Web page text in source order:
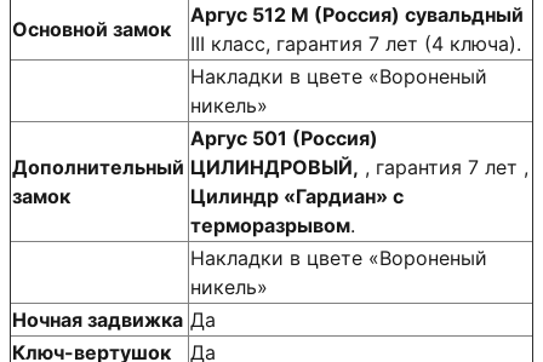
Основной замок
Аргус 512 М (Россия) сувальдный
III класс, гарантия 7 лет (4 ключа).
Накладки в цвете «Вороненый
никель»
Дополнительный
замок
Аргус 501 (Россия)
ЦИЛИНДРОВЫЙ, , гарантия 7 лет ,
Цилиндр «Гардиан» с
терморазрывом.
Накладки в цвете «Вороненый
никель»
Ночная задвижка Да
Ключ-вертушок
Да